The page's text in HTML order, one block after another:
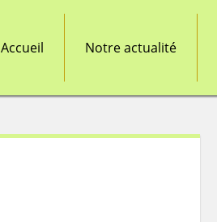
Accueil Notre actualité